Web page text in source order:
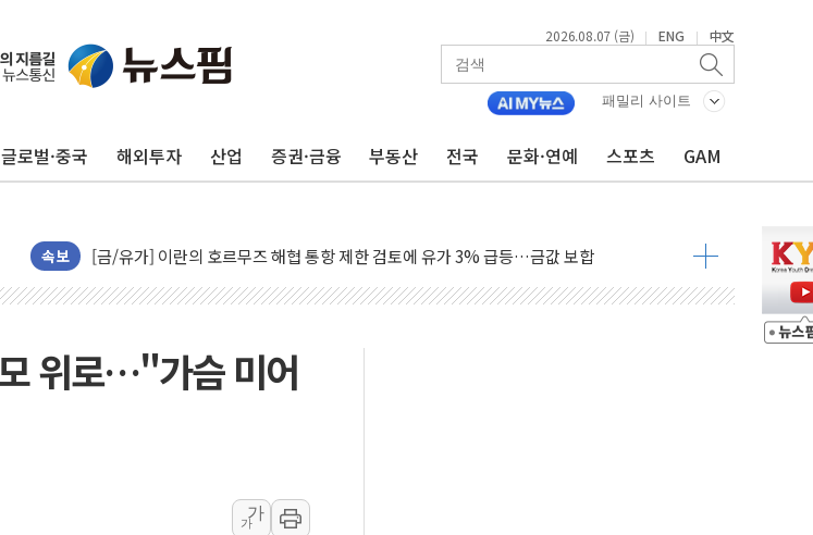
2026.08.07 (금) | ENG | 中文
패밀리 사이트
글로벌·중국 해외투자 산업 증권·금융 부동산 전국 문화·연예 스포츠 GAM
속보
현대리바트, 원가 개선으로 실적 방어…다음 과제는 '외형 확대'
"세금 부담 덜자"…비거주 1주택자 귀환 조짐에 전월세시장 '긴장'
뉴욕증시, 유가·금리 부담에 하락…다우 5거래일 랠리 '마침표'
이란, 오만과 호르무즈 해협 재개방 합의 막바지.."美와 직접 협상 없어"
李대통령, 오늘 부동산 정책 점검 2차 회의…주택 공급 대책 막바지 조율할 듯
유럽증시, 견조한 실적 소화하며 대부분 상승… "2분기 기업 순이익 21% 증가" 전망
위로…"가슴 미어
가
가